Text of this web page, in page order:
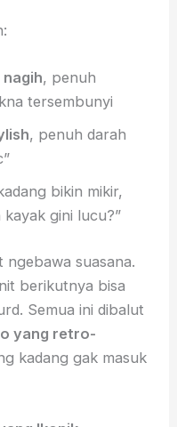
, penuh
tersembunyi
, penuh darah
bikin mikir,
kayak gini lucu?”
suasana.
berikutnya bisa
Semua ini dibalut
yang retro-
kadang gak masuk